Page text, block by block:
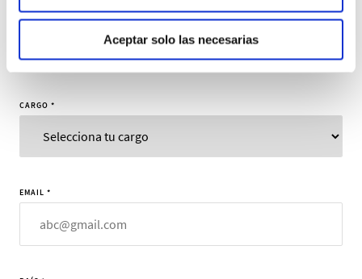
Aceptar solo las necesarias
TIPO DE ACTIVIDAD*
CARGO *
EMAIL *